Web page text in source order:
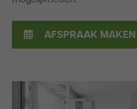
AFSPRAAK MAKEN